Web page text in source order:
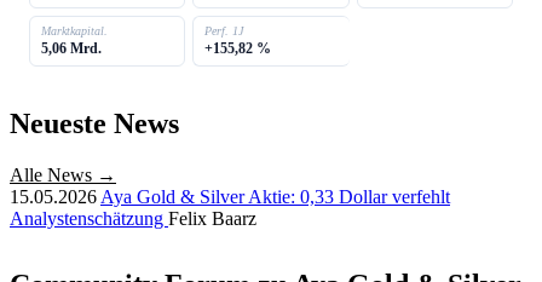
Marktkapital.
5,06 Mrd.
Perf. 1J
+155,82 %
Neueste News
Alle News →
15.05.2026 Aya Gold & Silver Aktie: 0,33 Dollar verfehlt
Analystenschätzung Felix Baarz